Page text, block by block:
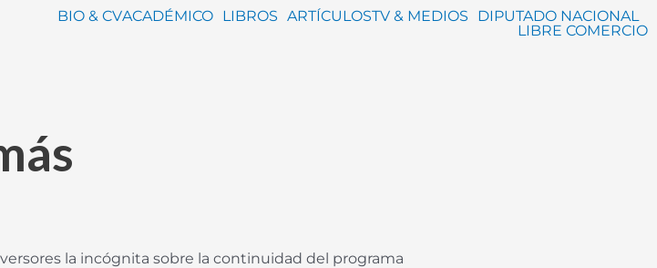
BIO & CVACADÉMICO LIBROS ARTÍCULOSTV & MEDIOS
DIPUTADO NACIONAL
LIBRE COMERCIO
la incógnita sobre la continuidad del programa